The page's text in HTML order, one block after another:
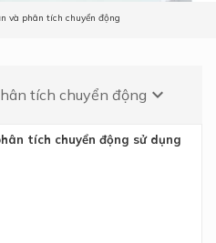
và phân tích chuyển động
tích chuyển động keyboard_arrow_down
tích chuyển động sử dụng